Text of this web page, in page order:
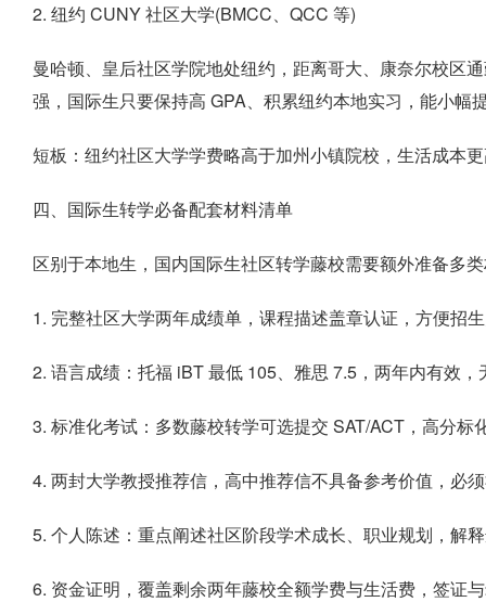
2. 纽约 CUNY 社区大学(BMCC、QCC 等)
曼哈顿、皇后社区学院地处纽约，距离哥大、康奈尔校区
强，国际生只要保持高 GPA、积累纽约本地实习，能小幅
短板：纽约社区大学学费略高于加州小镇院校，生活成本
四、国际生转学必备配套材料清单
区别于本地生，国内国际生社区转学藤校需要额外准备多
1. 完整社区大学两年成绩单，课程描述盖章认证，方便招
2. 语言成绩：托福 iBT 最低 105、雅思 7.5，两年内有效
3. 标准化考试：多数藤校转学可选提交 SAT/ACT，高分标
4. 两封大学教授推荐信，高中推荐信不具备参考价值，必
5. 个人陈述：重点阐述社区阶段学术成长、职业规划，解
6. 资金证明，覆盖剩余两年藤校全额学费与生活费，签证